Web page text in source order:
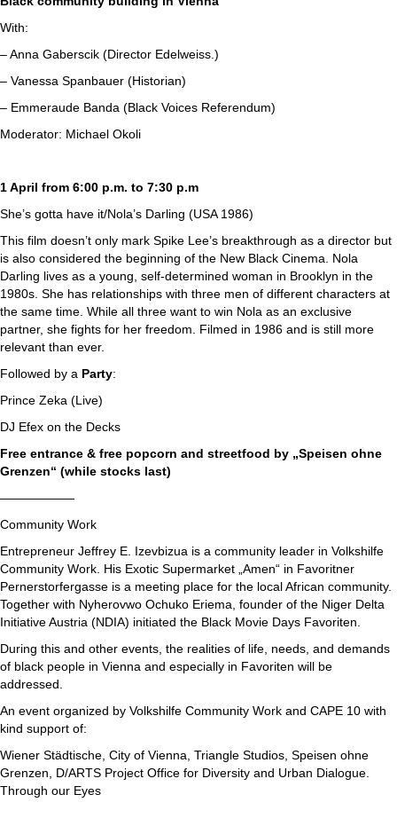
With:
– Anna Gaberscik (Director Edelweiss.)
– Vanessa Spanbauer (Historian)
– Emmeraude Banda (Black Voices Referendum)
Moderator: Michael Okoli
1 April from 6:00 p.m. to 7:30 p.m
She’s gotta have it/Nola’s Darling (USA 1986)
This film doesn’t only mark Spike Lee’s breakthrough as a director but
is also considered the beginning of the New Black Cinema. Nola
Darling lives as a young, self-determined woman in Brooklyn in the
1980s. She has relationships with three men of different characters at
the same time. While all three want to win Nola as an exclusive
partner, she fights for her freedom. Filmed in 1986 and is still more
relevant than ever.
Followed by a Party:
Prince Zeka (Live)
DJ Efex on the Decks
Free entrance & free popcorn and streetfood by „Speisen ohne
Grenzen“ (while stocks last)
——————
Community Work
Entrepreneur Jeffrey E. Izevbizua is a community leader in Volkshilfe
Community Work. His Exotic Supermarket „Amen“ in Favoritner
Pernerstorfergasse is a meeting place for the local African community.
Together with Nyherovwo Ochuko Eriema, founder of the Niger Delta
Initiative Austria (NDIA) initiated the Black Movie Days Favoriten.
During this and other events, the realities of life, needs, and demands
of black people in Vienna and especially in Favoriten will be
addressed.
An event organized by Volkshilfe Community Work and CAPE 10 with
kind support of:
Wiener Städtische, City of Vienna, Triangle Studios, Speisen ohne
Grenzen, D/ARTS Project Office for Diversity and Urban Dialogue.
Through our Eyes